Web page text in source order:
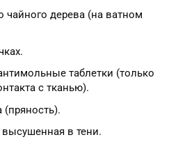
чайного дерева (на ватном
таблетки (только
с тканью).
(пряность).
в тени.